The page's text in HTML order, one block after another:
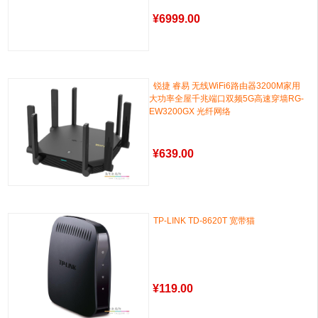
¥6999.00
锐捷 睿易 无线WiFi6路由器3200M家用
大功率全屋千兆端口双频5G高速穿墙RG-
EW3200GX 光纤网络
¥639.00
TP-LINK TD-8620T 宽带猫
¥119.00